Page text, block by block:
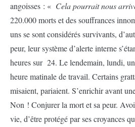
angoisses : « Cela pourrait nous
220.000 morts et des souffrances
uns se sont considérés survivants,
peur, leur système d’alerte interne
heures sur 24. Le lendemain, lundi,
heure matinale de travail. Certains
misaient, pariaient. S’enrichir avant
Non ! Conjurer la mort et sa peur.
vie, d’être protégé par ses croyances